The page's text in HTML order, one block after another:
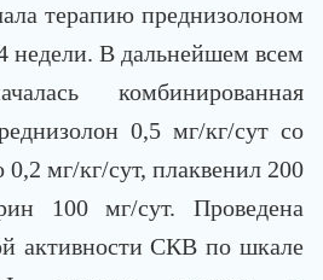
терапию преднизолоном
недели. В дальнейшем всем
комбинированная
0,5 мг/кг/сут со
мг/кг/сут, плаквенил 200
100 мг/сут. Проведена
активности СКВ по шкале